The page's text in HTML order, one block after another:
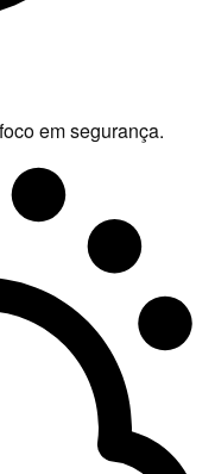
em segurança.